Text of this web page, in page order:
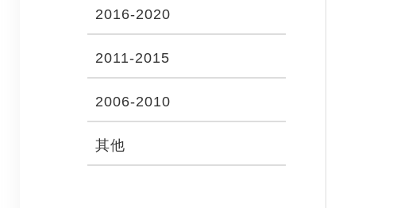
2016-2020
2011-2015
2006-2010
其他